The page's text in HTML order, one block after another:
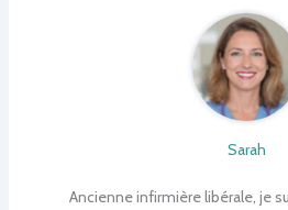
Sarah
Ancienne infirmière libérale, je